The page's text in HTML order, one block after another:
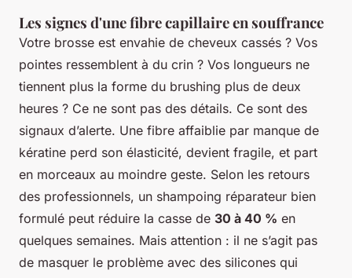
Les signes d'une fibre capillaire en souffrance
Votre brosse est envahie de cheveux cassés ? Vos
pointes ressemblent à du crin ? Vos longueurs ne
tiennent plus la forme du brushing plus de deux
heures ? Ce ne sont pas des détails. Ce sont des
signaux d’alerte. Une fibre affaiblie par manque de
kératine perd son élasticité, devient fragile, et part
en morceaux au moindre geste. Selon les retours
des professionnels, un shampoing réparateur bien
formulé peut réduire la casse de 30 à 40 % en
quelques semaines. Mais attention : il ne s’agit pas
de masquer le problème avec des silicones qui